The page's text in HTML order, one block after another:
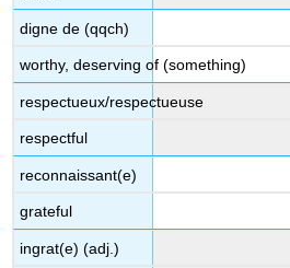
polie
Comment
remercier
Note
Note
L’impératif
demander
la
digne de (qqch)
worthy, deserving of (something)
respectueux/respectueuse
respectful
reconnaissant(e)
grateful
ingrat(e) (adj.)